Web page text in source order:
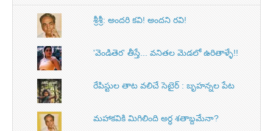
శ్రీశ్రీ: అందరి కవి! అందని రవి!
'వెండితెర' తీస్తే... వనితల మెడలో ఉరితాళ్ళే!!
రేపిస్టుల తాట వలిచే సెటైర్ : బృహన్నల పేట
మహాకవికి మిగిలింది అర్ధ శతాబ్దమేనా?